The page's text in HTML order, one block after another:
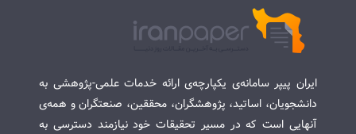
ایران پیپر سامانه‌ی یکپارچه‌ی ارائه خدمات علمی-پژوهشی به
دانشجویان، اساتید، پژوهشگران، محققین، صنعتگران و همه‌ی
آنهایی است که در مسیر تحقیقات خود نیازمند دسترسی به